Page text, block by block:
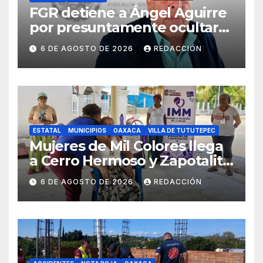
FGR detiene a Ángel Aguirre
por presuntamente ocultar
evidencias del caso
Ayotzinapa
6 DE AGOSTO DE 2026 REDACCIÓN
ESTATAL MUNICIPIOS OAXACA VILLA DE TUTUTEPEC
Mujeres de Mil Colores llega
a Cerro Hermoso y Zapotalito
para fortalecer redes de
apoyo y prevenir violencias
6 DE AGOSTO DE 2026 REDACCIÓN